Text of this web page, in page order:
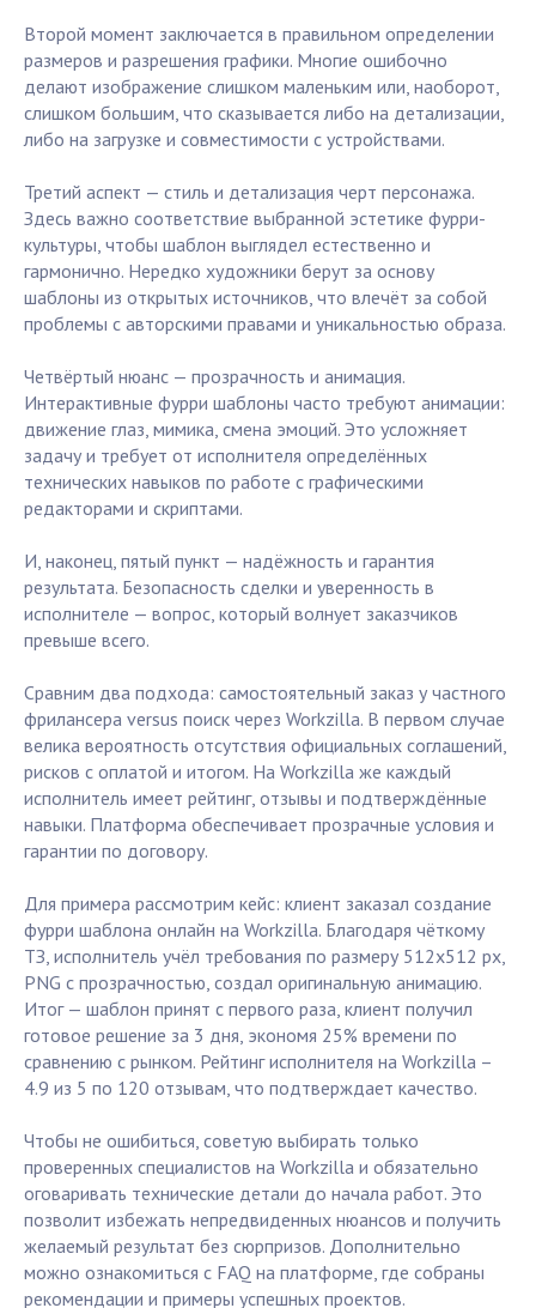
Второй момент заключается в правильном определении
размеров и разрешения графики. Многие ошибочно
делают изображение слишком маленьким или, наоборот,
слишком большим, что сказывается либо на детализации,
либо на загрузке и совместимости с устройствами.
Третий аспект — стиль и детализация черт персонажа.
Здесь важно соответствие выбранной эстетике фурри-
культуры, чтобы шаблон выглядел естественно и
гармонично. Нередко художники берут за основу
шаблоны из открытых источников, что влечёт за собой
проблемы с авторскими правами и уникальностью образа.
Четвёртый нюанс — прозрачность и анимация.
Интерактивные фурри шаблоны часто требуют анимации:
движение глаз, мимика, смена эмоций. Это усложняет
задачу и требует от исполнителя определённых
технических навыков по работе с графическими
редакторами и скриптами.
И, наконец, пятый пункт — надёжность и гарантия
результата. Безопасность сделки и уверенность в
исполнителе — вопрос, который волнует заказчиков
превыше всего.
Сравним два подхода: самостоятельный заказ у частного
фрилансера versus поиск через Workzilla. В первом случае
велика вероятность отсутствия официальных соглашений,
рисков с оплатой и итогом. На Workzilla же каждый
исполнитель имеет рейтинг, отзывы и подтверждённые
навыки. Платформа обеспечивает прозрачные условия и
гарантии по договору.
Для примера рассмотрим кейс: клиент заказал создание
фурри шаблона онлайн на Workzilla. Благодаря чёткому
ТЗ, исполнитель учёл требования по размеру 512x512 px,
PNG с прозрачностью, создал оригинальную анимацию.
Итог — шаблон принят с первого раза, клиент получил
готовое решение за 3 дня, экономя 25% времени по
сравнению с рынком. Рейтинг исполнителя на Workzilla –
4.9 из 5 по 120 отзывам, что подтверждает качество.
Чтобы не ошибиться, советую выбирать только
проверенных специалистов на Workzilla и обязательно
оговаривать технические детали до начала работ. Это
позволит избежать непредвиденных нюансов и получить
желаемый результат без сюрпризов. Дополнительно
можно ознакомиться с FAQ на платформе, где собраны
рекомендации и примеры успешных проектов.